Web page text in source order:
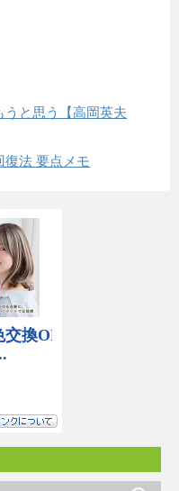
うと思う【高岡英夫
復法 要点メモ